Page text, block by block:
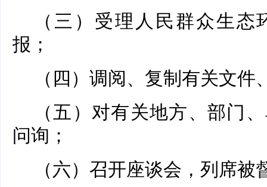
（三）受理人民群众生
报；
（四）调阅、复制有关文件
（五）对有关地方、部门
问询；
（六）召开座谈会，列席